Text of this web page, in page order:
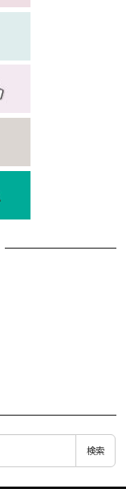
検索